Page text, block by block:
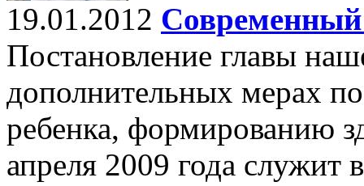
19.01.2012
Постановление главы
дополнительных мерах
ребенка, формированию
апреля 2009 года